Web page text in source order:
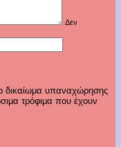
Δεν
δικαίωμα υπαναχώρησης
τρόφιμα που έχουν